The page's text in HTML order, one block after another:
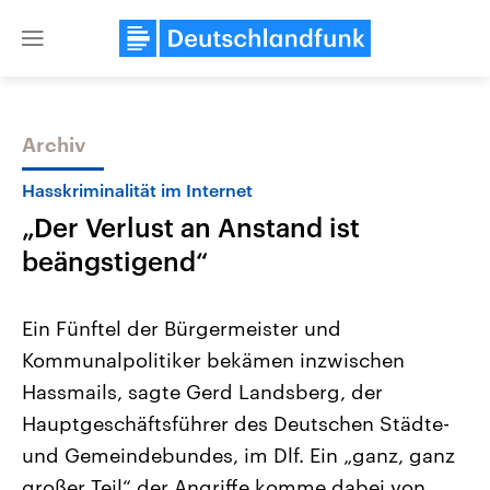
Close
Themen
Landtagswahl Sachsen-Anhalt
2026
Alle Informationen
Sachsen-Anhalt wählt am 6.
September 2026 einen neuen
Landtag. Seit 2021 wird das
Bundesland von einer Koalition aus
USA
Aktuelle Beiträge,
Hintergründe
Wirtschaftlich und
gehören die Vereinigten
den mächtigsten Ländern
mit großem Einfluss auf
Archiv
Hasskriminalität im Internet
„Der Verlust an Anstand ist
beängstigend“
Ein Fünftel der Bürgermeister und
Kommunalpolitiker bekämen inzwischen
Hassmails, sagte Gerd Landsberg, der
Hauptgeschäftsführer des Deutschen Städte-
und Gemeindebundes, im Dlf. Ein „ganz, ganz